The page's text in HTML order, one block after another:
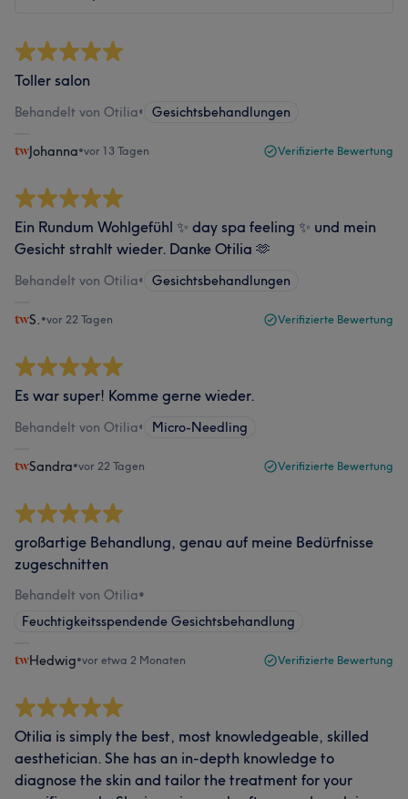
Toller salon
Behandelt von Otilia• Gesichtsbehandlungen
Johanna•vor 13 Tagen Verifizierte Bewertung
Ein Rundum Wohlgefühl ✨ day spa feeling ✨ und mein
Gesicht strahlt wieder. Danke Otilia 🫶
Behandelt von Otilia• Gesichtsbehandlungen
S. •vor 22 Tagen Verifizierte Bewertung
Es war super! Komme gerne wieder.
Behandelt von Otilia• Micro-Needling
Sandra•vor 22 Tagen Verifizierte Bewertung
großartige Behandlung, genau auf meine Bedürfnisse
zugeschnitten
Behandelt von Otilia•
Feuchtigkeitsspendende Gesichtsbehandlung
Hedwig•vor etwa 2 Monaten Verifizierte Bewertung
Otilia is simply the best, most knowledgeable, skilled
aesthetician. She has an in-depth knowledge to
diagnose the skin and tailor the treatment for your